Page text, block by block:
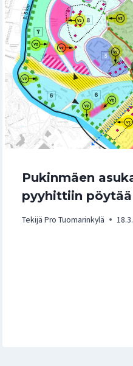
Pukinmäen
pyyhittiin pöytää
Tekijä Pro Tuomarinkylä